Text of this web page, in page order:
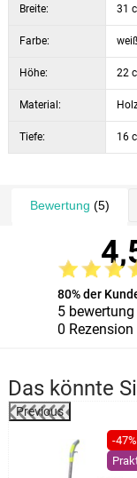
Breite: 31
Farbe:
Höhe: 22
Material:
Tiefe: 16
Bewertung (5)
80% der
5 bewertung
0 Rezension
Das könnte
Previous
-47%